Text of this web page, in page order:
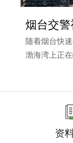
烟台交
随着烟台快
渤海湾上正
资